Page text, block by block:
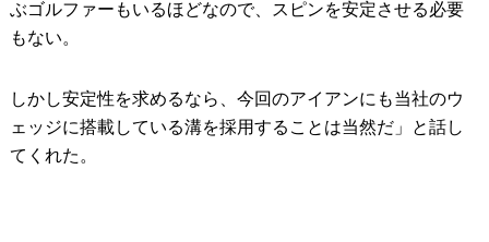
ぶゴルファーもいるほどなので、スピンを安定させる必要
もない。
しかし安定性を求めるなら、今回のアイアンにも当社のウ
ェッジに搭載している溝を採用することは当然だ」と話し
てくれた。